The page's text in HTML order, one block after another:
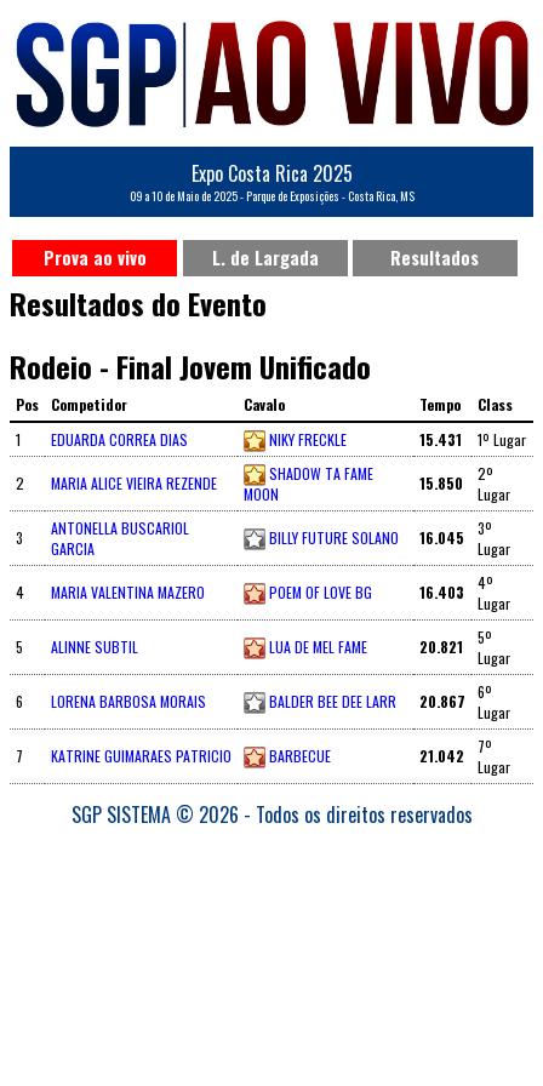
Expo Costa Rica 2025
09 a 10 de Maio de 2025 - Parque de Exposições - Costa Rica, MS
Prova ao vivo L. de Largada Resultados
Resultados do Evento
Rodeio - Final Jovem Unificado
Pos Competidor Cavalo Tempo
Class
1
EDUARDA CORREA DIAS NIKY FRECKLE 15.431 1º Lugar
2 MARIA ALICE VIEIRA REZENDE
SHADOW TA FAME
MOON
15.850
2º
Lugar
3
ANTONELLA BUSCARIOL
GARCIA
BILLY FUTURE SOLANO 16.045
3º
Lugar
4 MARIA VALENTINA MAZERO POEM OF LOVE BG 16.403
4º
Lugar
5 ALINNE SUBTIL LUA DE MEL FAME 20.821
5º
Lugar
6 LORENA BARBOSA MORAIS BALDER BEE DEE LARR 20.867
6º
Lugar
7 KATRINE GUIMARAES PATRICIO BARBECUE 21.042
7º
Lugar
SGP SISTEMA © 2026 - Todos os direitos reservados